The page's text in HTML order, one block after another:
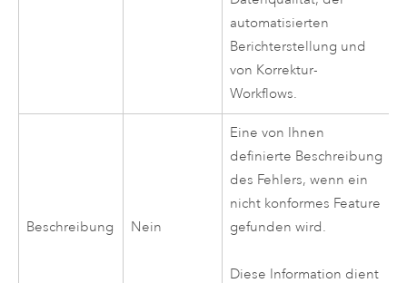
automatisierten
Berichterstellung und
von Korrektur-
Workflows.
Beschreibung Nein
Eine von Ihnen
definierte Beschreibung
des Fehlers, wenn ein
nicht konformes Feature
gefunden wird.
Diese Information dient